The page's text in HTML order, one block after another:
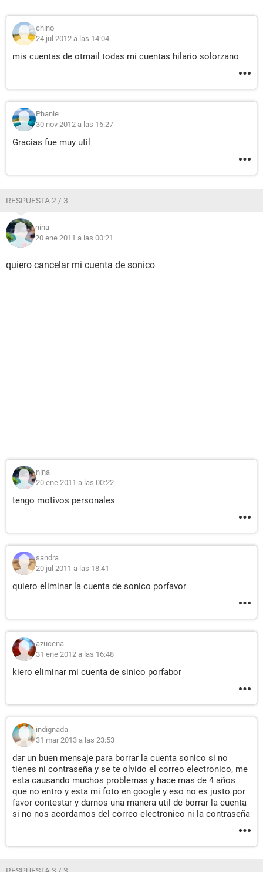
chino
24 jul 2012 a las 14:04
mis cuentas de otmail todas mi cuentas hilario solorzano
Phanie
30 nov 2012 a las 16:27
Gracias fue muy util
RESPUESTA 2 / 3
nina
20 ene 2011 a las 00:21
quiero cancelar mi cuenta de sonico
nina
20 ene 2011 a las 00:22
tengo motivos personales
sandra
20 jul 2011 a las 18:41
quiero eliminar la cuenta de sonico porfavor
azucena
31 ene 2012 a las 16:48
kiero eliminar mi cuenta de sinico porfabor
indignada
31 mar 2013 a las 23:53
dar un buen mensaje para borrar la cuenta sonico si no
tienes ni contraseña y se te olvido el correo electronico, me
esta causando muchos problemas y hace mas de 4 años
que no entro y esta mi foto en google y eso no es justo por
favor contestar y darnos una manera util de borrar la cuenta
si no nos acordamos del correo electronico ni la contraseña